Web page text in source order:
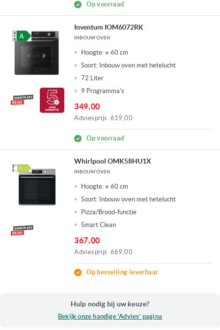
Op voorraad
Inventum IOM6072RK
INBOUW OVEN
Hoogte: ± 60 cm
Soort: Inbouw oven met hetelucht
72 Liter
9 Programma's
349,00
Adviesprijs 619,00
Op voorraad
Whirlpool OMK58HU1X
INBOUW OVEN
Hoogte: ± 60 cm
Soort: Inbouw oven met hetelucht
Pizza/Brood-functie
Smart Clean
367,00
Adviesprijs 669,00
Op bestelling leverbaar
Hulp nodig bij uw keuze?
Bekijk onze handige ‘Advies’ pagina